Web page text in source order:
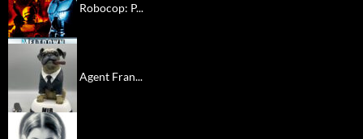
Robocop: P...
Agent Fran...